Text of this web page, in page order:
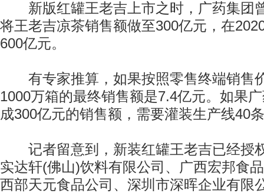
新版红罐王老吉上市之时，广药集团
将王老吉凉茶销售额做至300亿元，在
600亿元。
有专家推算，如果按照零售终端销售
1000万箱的最终销售额是7.4亿元。如果
成300亿元的销售额，需要灌装生产线40
记者留意到，新装红罐王老吉已经授
实达轩(佛山)饮料有限公司、广西宏邦食
西部天元食品公司、深圳市深晖企业有限